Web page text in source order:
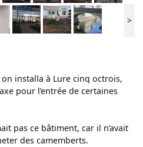
>
installa à Lure cinq octrois,
pour l’entrée de certaines
pas ce bâtiment, car il n’avait
des camemberts.